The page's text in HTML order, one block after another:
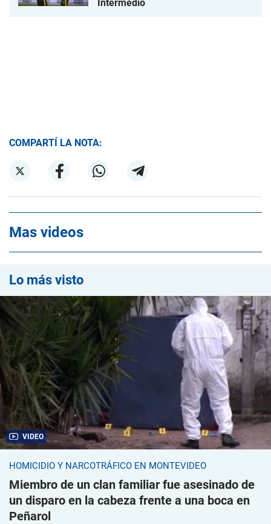
Intermedio
COMPARTÍ LA NOTA:
Mas videos
Lo más visto
VIDEO
HOMICIDIO Y NARCOTRÁFICO EN MONTEVIDEO
Miembro de un clan familiar fue asesinado de
un disparo en la cabeza frente a una boca en
Peñarol